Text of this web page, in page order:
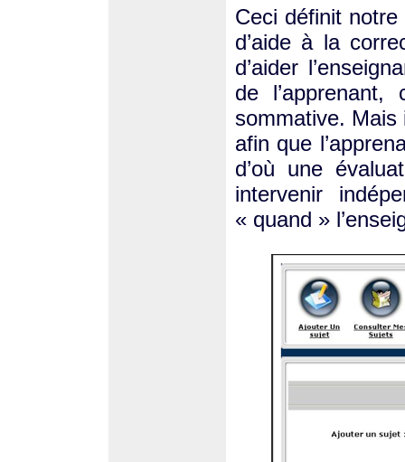
Ceci définit
d’aide à la
d’aider
de
sommative.
afin que
d’où une
intervenir
« quand »